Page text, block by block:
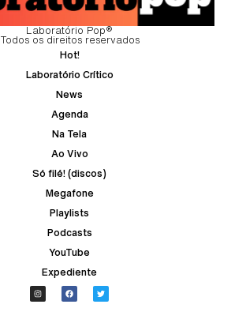
Laboratório Pop®
Todos os direitos reservados
Hot!
Laboratório Crítico
News
Agenda
Na Tela
Ao Vivo
Só filé! (discos)
Megafone
Playlists
Podcasts
YouTube
Expediente